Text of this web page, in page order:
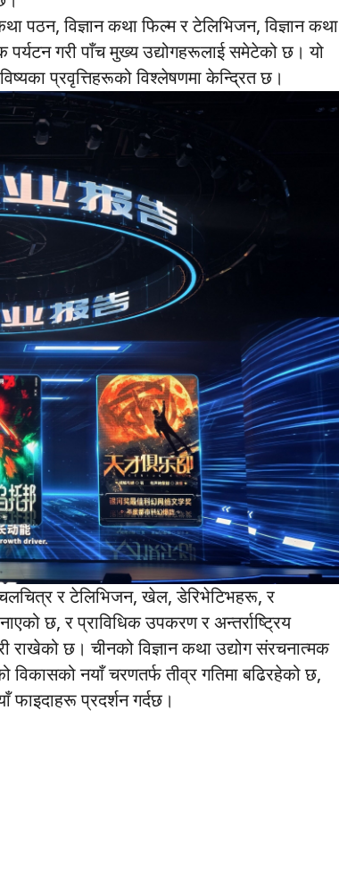
पठन, विज्ञान कथा फिल्म र टेलिभिजन, विज्ञान कथा
गरी पाँच मुख्य उद्योगहरूलाई समेटेको छ। यो
प्रवृत्तिहरूको विश्लेषणमा केन्द्रित छ।
र टेलिभिजन, खेल, डेरिभेटिभहरू, र
छ, र प्राविधिक उपकरण र अन्तर्राष्ट्रिय
राखेको छ। चीनको विज्ञान कथा उद्योग संरचनात्मक
नयाँ चरणतर्फ तीव्र गतिमा बढिरहेको छ,
फाइदाहरू प्रदर्शन गर्दछ।